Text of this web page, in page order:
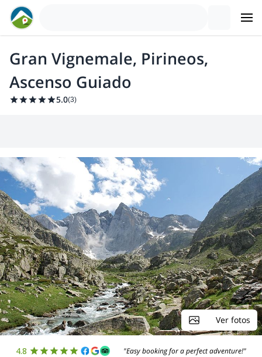
Gran Vignemale, Pirineos,
Ascenso Guiado
5.0(3)
Ver fotos
4.8 "Easy booking for a perfect adventure!"